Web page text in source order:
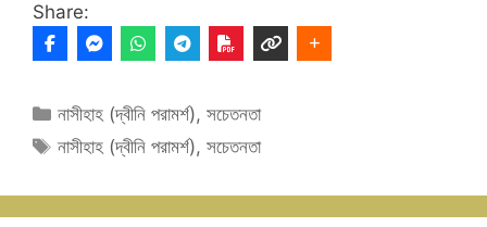
Share:
Categories
নাসীহাহ (দ্বীনি পরামর্শ),সচেতনতা
Tags
নাসীহাহ (দ্বীনি পরামর্শ),সচেতনতা